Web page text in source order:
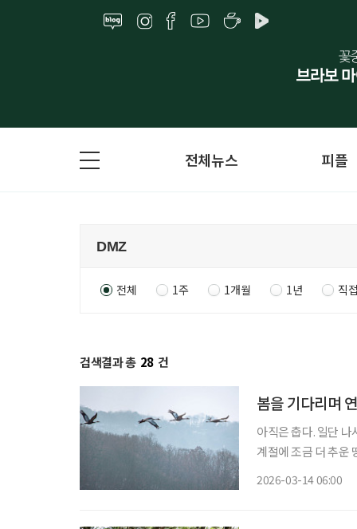
전체뉴스 피플
전체 1주 1개월 1년 직
검색결과 총 28 건
봄을 기다리며
아직은 춥다. 일단
계절에 조금 더 추운
2026-03-14 06:00